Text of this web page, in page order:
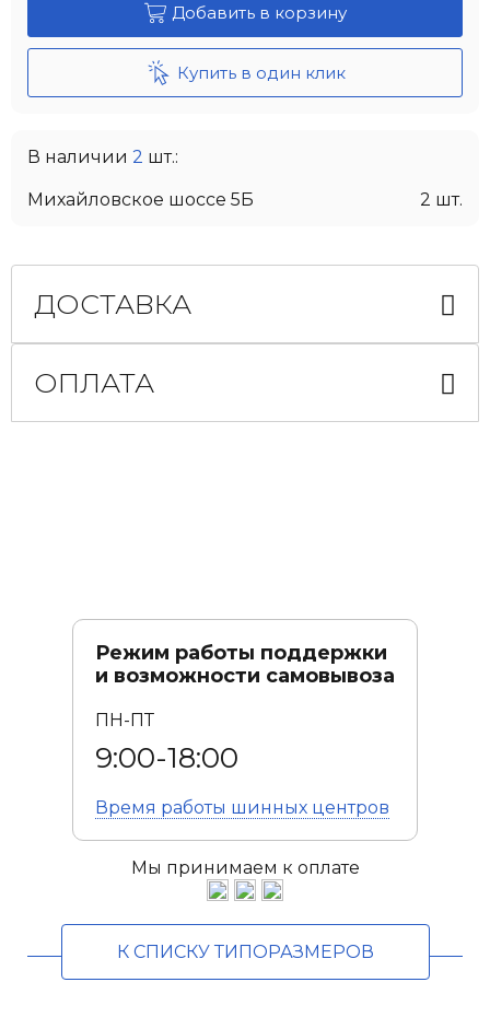
Добавить в корзину
Купить в один клик
В наличии 2 шт.:
Михайловское шоссе 5Б 2 шт.
ДОСТАВКА
ОПЛАТА
Режим работы поддержки
и возможности самовывоза
ПН-ПТ
9:00-18:00
Время работы шинных центров
Мы принимаем к оплате
К СПИСКУ ТИПОРАЗМЕРОВ